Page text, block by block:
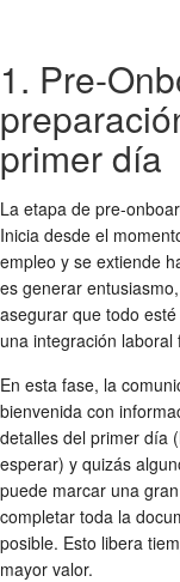
1. Pre-
primer día
La etapa de pre-
Inicia desde el
empleo y se extiende
es generar
asegurar que todo
una integración laboral
En esta fase, la
bienvenida con
detalles del primer día
esperar) y quizás
puede marcar una
completar toda la
posible. Esto libera
mayor valor.